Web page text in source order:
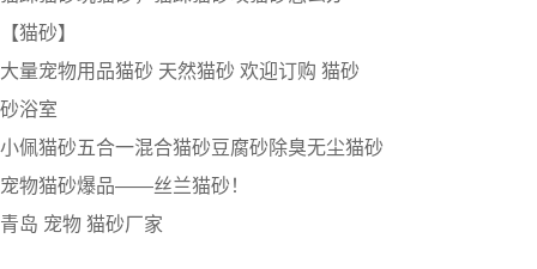
【猫砂】
大量宠物用品猫砂 天然猫砂 欢迎订购 猫砂
砂浴室
小佩猫砂五合一混合猫砂豆腐砂除臭无尘猫砂
宠物猫砂爆品——丝兰猫砂！
青岛 宠物 猫砂厂家